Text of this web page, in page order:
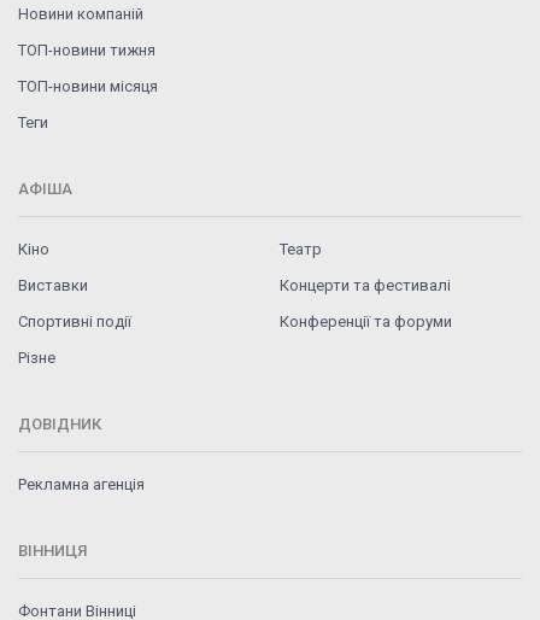
Новини компаній
ТОП-новини тижня
ТОП-новини місяця
Теги
АФІША
Кіно
Театр
Виставки
Концерти та фестивалі
Спортивні події
Конференції та форуми
Різне
ДОВІДНИК
Рекламна агенція
ВІННИЦЯ
Фонтани Вінниці